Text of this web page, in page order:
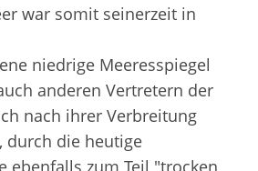
war somit seinerzeit in
niedrige Meeresspiegel
anderen Vertretern der
nach ihrer Verbreitung
durch die heutige
ebenfalls zum Teil "trocken